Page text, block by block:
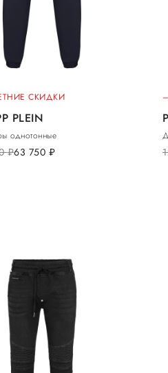
СКИДКИ
PLEIN
однотонные
руб.63 750 руб.